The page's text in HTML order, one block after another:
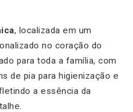
, localizada em um
no coração do
para toda a família, com
de pia para higienização e
a essência da